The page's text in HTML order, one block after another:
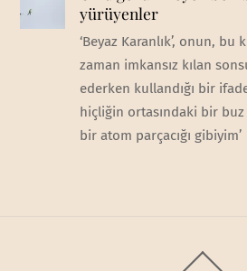
yürüyenler
‘Beyaz Karanlık’, onun, bu
zaman imkansız kılan
ederken kullandığı bir
hiçliğin ortasındaki bir
bir atom parçacığı gibiyim’